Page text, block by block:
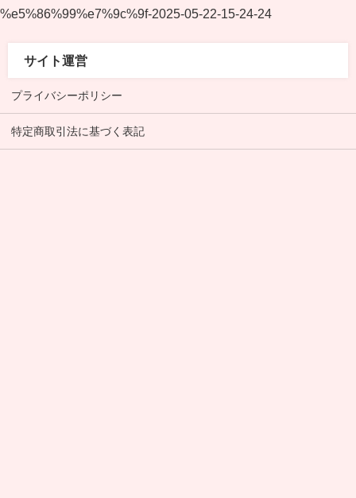
%e5%86%99%e7%9c%9f-2025-05-22-15-24-24
サイト運営
プライバシーポリシー
特定商取引法に基づく表記